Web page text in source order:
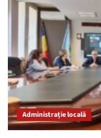
Administrație locală